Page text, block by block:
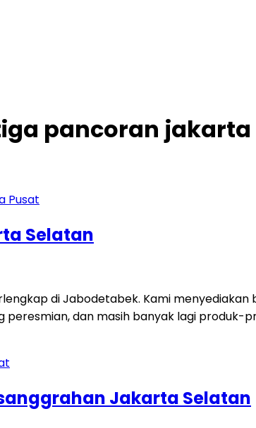
pancoran
Selatan
di Jabodetabek. Kami
dan masih banyak lagi produk-
Jakarta Selatan